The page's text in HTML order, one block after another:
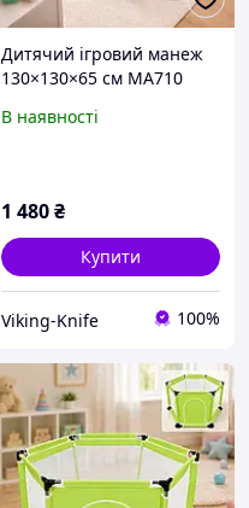
Дитячий ігровий манеж
130×130×65 см MA710
манеж для малюків, ігор
В наявності
1 480₴
Купити
Viking-Knife 100%